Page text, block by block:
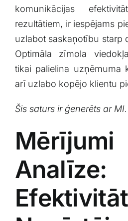
‌komunikācijas
rezultātiem, ir iespējams
​uzlabot saskaņotību starp
​Optimāla zīmola
⁣tikai palielina uzņēmuma
arī uzlabo kopējo klientu
Šis saturs ir ģenerēts ar MI.
Analīze: